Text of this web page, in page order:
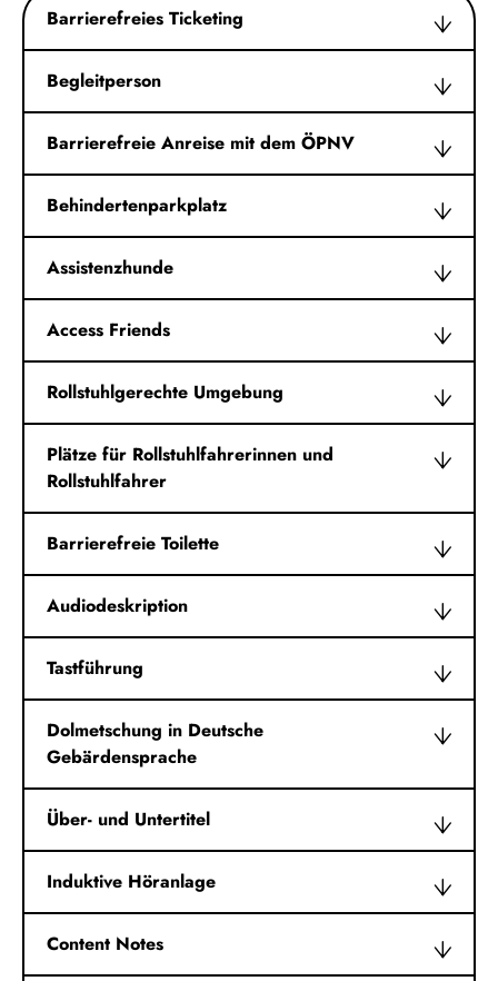
Barrierefreies Ticketing
Begleitperson
Barrierefreie Anreise mit dem ÖPNV
Behindertenparkplatz
Assistenzhunde
Access Friends
Rollstuhlgerechte Umgebung
Plätze für Rollstuhlfahrerinnen und
Rollstuhlfahrer
Barrierefreie Toilette
Audiodeskription
Tastführung
Dolmetschung in Deutsche
Gebärdensprache
Über- und Untertitel
Induktive Höranlage
Content Notes